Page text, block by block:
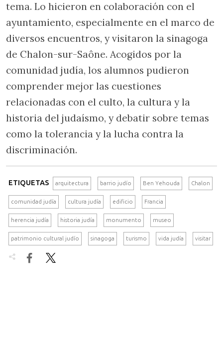
tema. Lo hicieron en colaboración con el
ayuntamiento, especialmente en el marco de
diversos encuentros, y visitaron la sinagoga
de Chalon-sur-Saône. Acogidos por la
comunidad judía, los alumnos pudieron
comprender mejor las cuestiones
relacionadas con el culto, la cultura y la
historia del judaísmo, y debatir sobre temas
como la tolerancia y la lucha contra la
discriminación.
ETIQUETAS arquitectura barrio judío Ben Yehouda Chalon
comunidad judía cultura judía edificio Francia
herencia judía historia judía monumento museo
patrimonio cultural judío sinagoga turismo vida judía visitar
 